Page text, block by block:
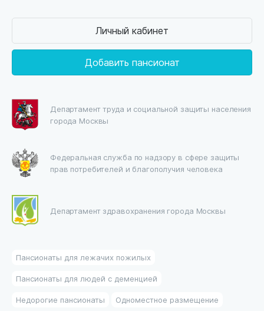
Личный кабинет
Добавить пансионат
Департамент труда и социальной защиты населения
города Москвы
Федеральная служба по надзору в сфере защиты
прав потребителей и благополучия человека
Департамент здравохранения города Москвы
Пансионаты для лежачих пожилых
Пансионаты для людей с деменцией
Недорогие пансионаты Одноместное размещение